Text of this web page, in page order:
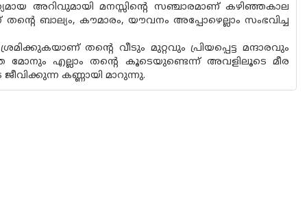
അറിവുമായി മനസ്സിന്റെ സഞ്ചാരമാണ് കഴിഞ്ഞകാല
ബാല്യം, കൗമാരം, യൗവനം അപ്പോഴെല്ലാം സംഭവിച്ച
തൻ്റെ വീടും മുറ്റവും പ്രിയപ്പെട്ട മന്ദാരവും
എല്ലാം തൻ്റെ കൂടെയുണ്ടെന്ന് അവളിലൂടെ മീര
കണ്ണായി മാറുന്നു.